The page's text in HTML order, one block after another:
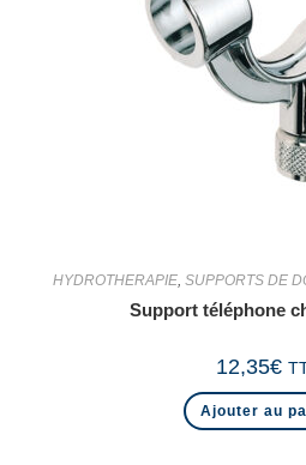
HYDROTHERAPIE SUPPORTS DE
Support téléphone
12,35€
Ajouter au